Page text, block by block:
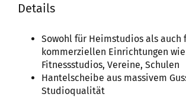
Details
Sowohl für Heimstudios als auch
kommerziellen Einrichtungen wie
Fitnessstudios, Vereine, Schulen
Hantelscheibe aus massivem
Studioqualität